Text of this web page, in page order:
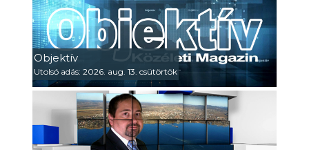
Objektív
Utolsó adás: 2026. aug. 13. csütörtök